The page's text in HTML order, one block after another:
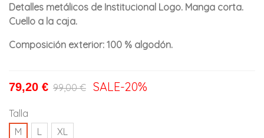
Detalles metálicos de Institucional Logo. Manga corta.
Cuello a la caja.
Composición exterior: 100 % algodón.
79,20 € 99,00 € SALE-20%
Talla
M
L XL